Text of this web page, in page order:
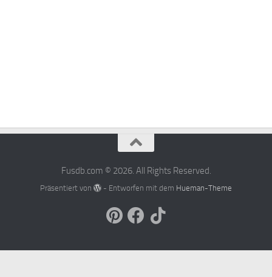
Fusdb.com © 2026. All Rights Reserved.
Präsentiert von - Entworfen mit dem Hueman-Theme